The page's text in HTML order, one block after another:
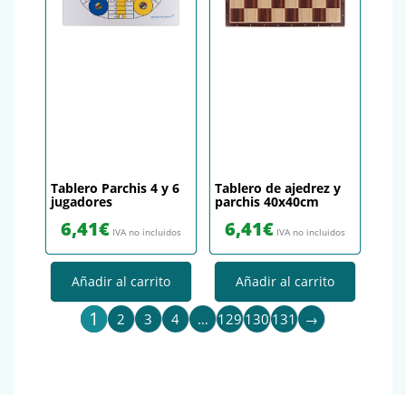
Tablero Parchis 4 y 6
jugadores
6,41€ IVA no incluidos
Añadir al carrito
Tablero de ajedrez y
parchis 40x40cm
6,41€ IVA no incluidos
Añadir al carrito
1 2 3 4 … 129130131 →